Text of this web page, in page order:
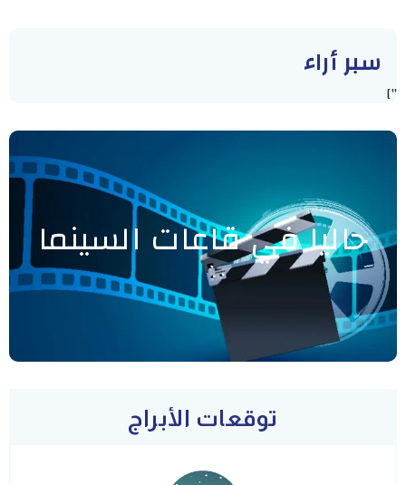
سبر أراء
"]
حاليا في قاعات السينما
توقعات الأبراج